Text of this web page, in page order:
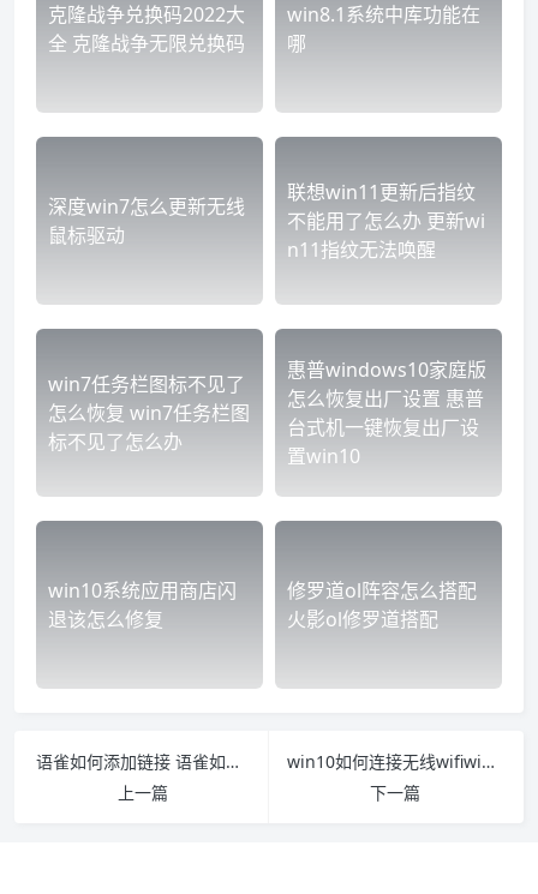
克隆战争兑换码2022大
全 克隆战争无限兑换码
win8.1系统中库功能在
哪
深度win7怎么更新无线
鼠标驱动
联想win11更新后指纹
不能用了怎么办 更新wi
n11指纹无法唤醒
win7任务栏图标不见了
怎么恢复 win7任务栏图
标不见了怎么办
惠普windows10家庭版
怎么恢复出厂设置 惠普
台式机一键恢复出厂设
置win10
win10系统应用商店闪
退该怎么修复
修罗道ol阵容怎么搭配
火影ol修罗道搭配
语雀如何添加链接 语雀如何使用
上一篇
win10如何连接无线wifiwindows win10如何连接无线蓝牙耳机
下一篇